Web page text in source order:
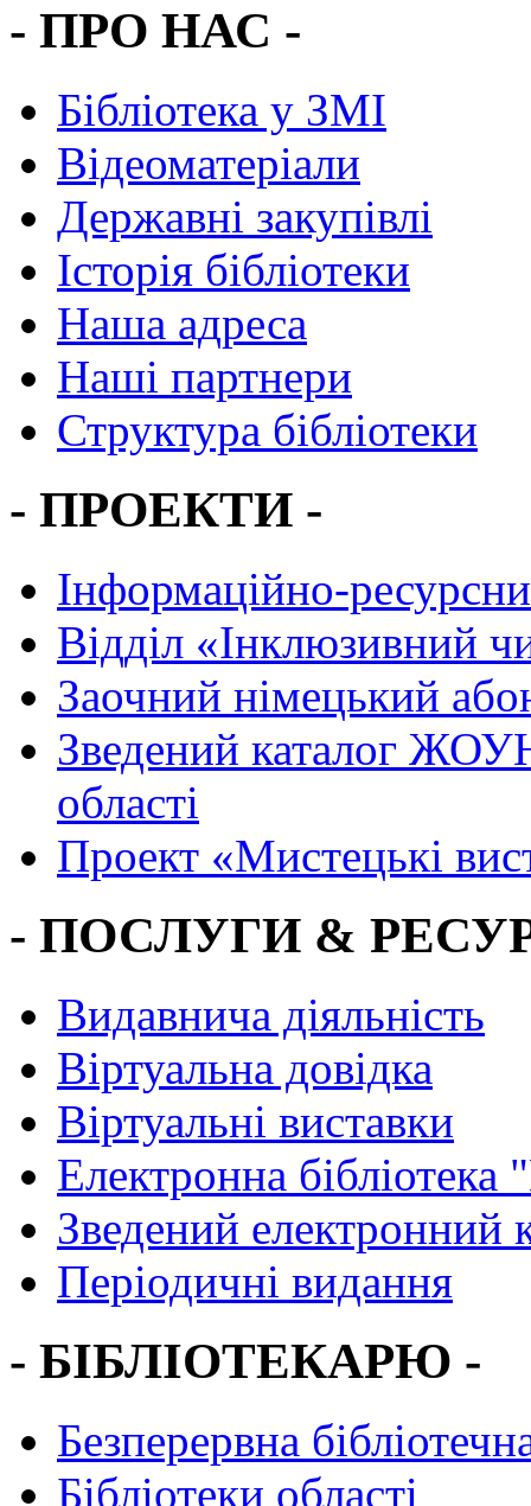
- ПРО НАС -
Бібліотека у ЗМІ
Відеоматеріали
Державні закупівлі
Історія бібліотеки
Наша адреса
Наші партнери
Структура бібліотеки
- ПРОЕКТИ -
Інформаційно-
Вiддiл «Інклюзивний
Заочний німецький
Зведений каталог
області
Проект «Мистецькі
- ПОСЛУГИ &
Видавнича діяльність
Віртуальна довідка
Віртуальні виставки
Електронна
Зведений електронний
Періодичні видання
- БІБЛІОТЕКАРЮ -
Безперервна
Бібліотеки області